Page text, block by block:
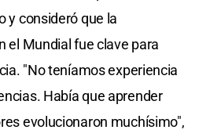
y consideró que la
el Mundial fue clave para
"No teníamos experiencia
Había que aprender
evolucionaron muchísimo",